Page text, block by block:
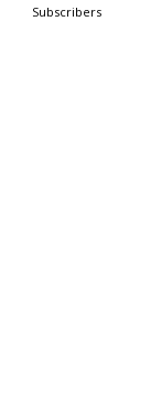
Subscribers